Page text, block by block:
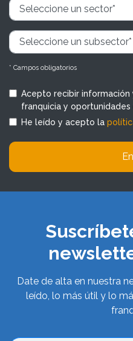
* Campos obligatorios
Acepto recibir información
franquicia y
He leído y acepto la
Date de alta en nuestra
leído, lo más útil y lo